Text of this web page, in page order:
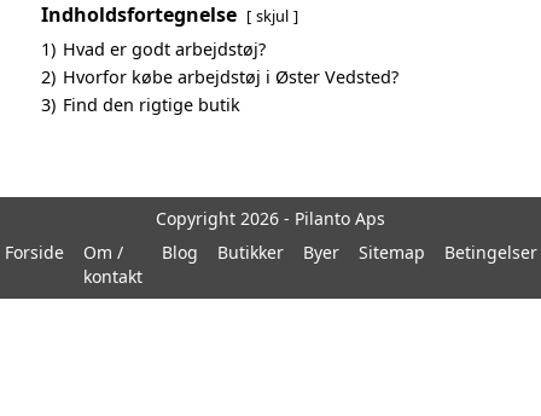
Indholdsfortegnelse skjul
1) Hvad er godt arbejdstøj?
2) Hvorfor købe arbejdstøj i Øster Vedsted?
3) Find den rigtige butik
Copyright 2026 - Pilanto Aps
Forside
Om /
kontakt
Blog Butikker Byer Sitemap Betingelser